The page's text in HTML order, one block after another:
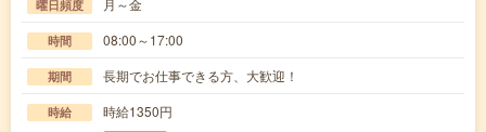
曜日頻度 月～金
時間 08:00～17:00
期間 長期でお仕事できる方、大歓迎！
時給 時給1350円